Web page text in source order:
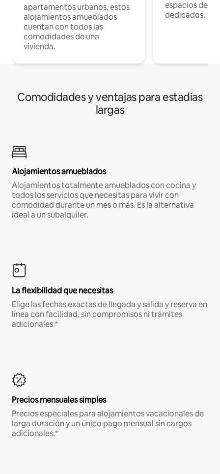
apartamentos urbanos, estos
alojamientos amueblados
cuentan con todos las
comodidades de una
vivienda.
espacios de
dedicados.
Comodidades y ventajas para estadías
largas
Alojamientos amueblados
Alojamientos totalmente amueblados con cocina y
todos los servicios que necesitas para vivir con
comodidad durante un mes o más. Es la alternativa
ideal a un subalquiler.
La flexibilidad que necesitas
Elige las fechas exactas de llegada y salida y reserva en
línea con facilidad, sin compromisos ni trámites
adicionales.*
Precios mensuales simples
Precios especiales para alojamientos vacacionales de
larga duración y un único pago mensual sin cargos
adicionales.*